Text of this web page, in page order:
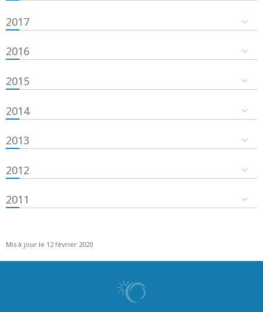
2017
2016
2015
2014
2013
2012
2011
Mis à jour le 12 février 2020